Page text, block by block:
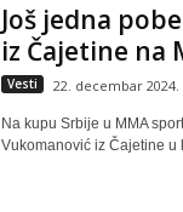
Još jedna
iz Čajetine na
Vesti 22. decembar 2024.
Na kupu Srbije u MMA
Vukomanović iz Čajetine u